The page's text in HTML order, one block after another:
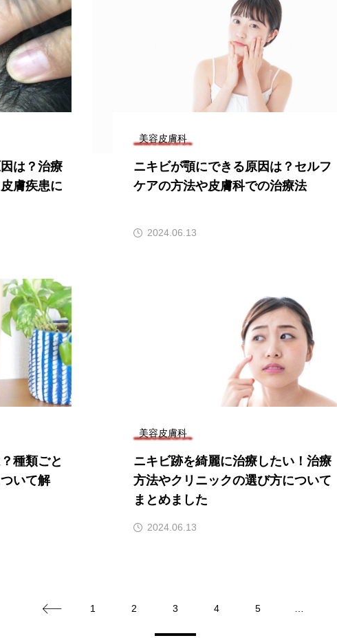
は？治療
膚疾患に
美容皮膚科
ニキビが顎にできる原因は？セルフ
ケアの方法や皮膚科での治療法
2024.06.13
種類ごと
いて解
美容皮膚科
ニキビ跡を綺麗に治療したい！治療
方法やクリニックの選び方について
まとめました
2024.06.13
1 2 3 4 5 …